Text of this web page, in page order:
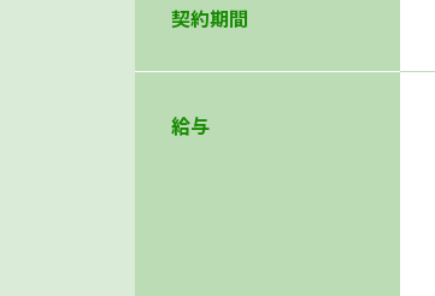
契約期間
給与